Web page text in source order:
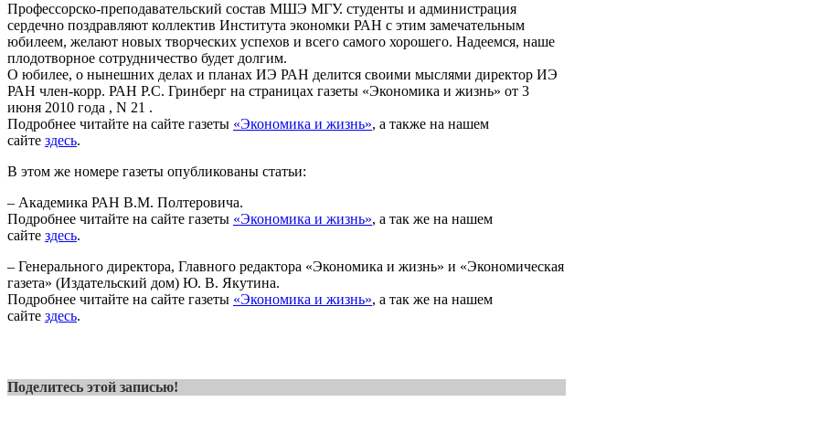
Профессорско-преподавательский состав МШЭ МГУ. студенты и администрация
сердечно поздравляют коллектив Института экономки РАН с этим замечательным
юбилеем, желают новых творческих успехов и всего самого хорошего. Надеемся, наше
плодотворное сотрудничество будет долгим.
О юбилее, о нынешних делах и планах ИЭ РАН делится своими мыслями директор ИЭ
РАН член-корр. РАН Р.С. Гринберг на страницах газеты «Экономика и жизнь» от 3
июня 2010 года , N 21 .
Подробнее читайте на сайте газеты «Экономика и жизнь», а также на нашем
сайте здесь.
В этом же номере газеты опубликованы статьи:
– Академика РАН В.М. Полтеровича.
Подробнее читайте на сайте газеты «Экономика и жизнь», а так же на нашем
сайте здесь.
– Генерального директора, Главного редактора «Экономика и жизнь» и «Экономическая
газета» (Издательский дом) Ю. В. Якутина.
Подробнее читайте на сайте газеты «Экономика и жизнь», а так же на нашем
сайте здесь.
Поделитесь этой записью!